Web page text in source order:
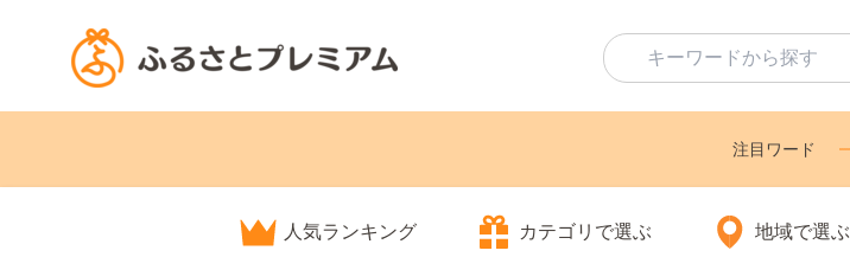
注目ワード
人気ランキング カテゴリで選ぶ 地域で選ぶ